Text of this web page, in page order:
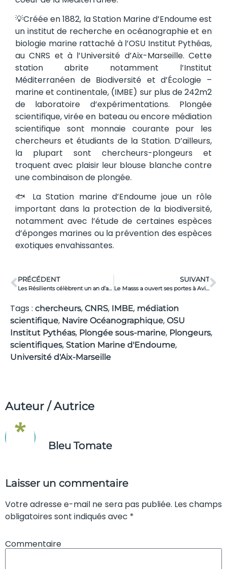
💡Créée en 1882, la Station Marine d’Endoume est
un institut de recherche en océanographie et en
biologie marine rattaché à l’OSU Institut Pythéas,
au CNRS et à l’Université d’Aix-Marseille. Cette
station abrite notamment l’Institut
Méditerranéen de Biodiversité et d’Écologie –
marine et continentale, (IMBE) sur plus de 242m2
de laboratoire d’expérimentations. Plongée
scientifique, virée en bateau ou encore médiation
scientifique sont monnaie courante pour les
chercheurs et étudiants de la Station. D’ailleurs,
la plupart sont chercheurs-plongeurs et
troquent avec plaisir leur blouse blanche contre
une combinaison de plongée.
🐟 La Station marine d’Endoume joue un rôle
important dans la protection de la biodiversité,
notamment avec l’étude de certaines espèces
d’éponges marines ou la prévention des espèces
exotiques envahissantes.
PRÉCÉDENT
Les Résilients célèbrent un an d’agroécologie !
SUIVANT
Le Masss a ouvert ses portes à Avignon
Tags : chercheurs, CNRS, IMBE, médiation
scientifique, Navire Océanographique, OSU
Institut Pythéas, Plongée sous-marine, Plongeurs,
scientifiques, Station Marine d'Endoume,
Université d'Aix-Marseille
Auteur / Autrice
Bleu Tomate
Laisser un commentaire
Votre adresse e-mail ne sera pas publiée. Les champs
obligatoires sont indiqués avec *
Commentaire